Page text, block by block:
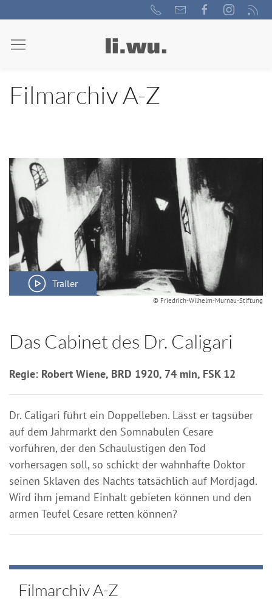
Filmarchiv A-Z
Trailer
© Friedrich-Wilhelm-Murnau-Stiftung
Das Cabinet des Dr. Caligari
Regie: Robert Wiene, BRD 1920, 74 min, FSK 12
Dr. Caligari führt ein Doppelleben. Lässt er tagsüber
auf dem Jahrmarkt den Somnabulen Cesare
vorführen, der den Schaulustigen den Tod
vorhersagen soll, so schickt der wahnhafte Doktor
seinen Sklaven des Nachts tatsächlich auf Mordjagd.
Wird ihm jemand Einhalt gebieten können und den
armen Teufel Cesare retten können?
Filmarchiv A-Z